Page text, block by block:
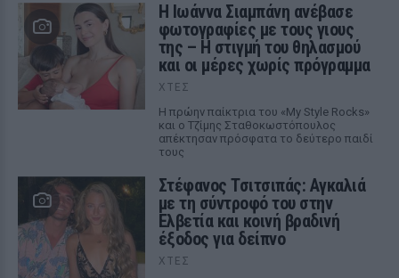
H Ιωάννα Σιαμπάνη ανέβασε
φωτογραφίες με τους γιους
της – Η στιγμή του θηλασμού
και οι μέρες χωρίς πρόγραμμα
ΧΤΕΣ
Η πρώην παίκτρια του «My Style Rocks»
και ο Τζίμης Σταθοκωστόπουλος
απέκτησαν πρόσφατα το δεύτερο παιδί
τους
Στέφανος Τσιτσιπάς: Αγκαλιά
με τη σύντροφό του στην
Ελβετία και κοινή βραδινή
έξοδος για δείπνο
ΧΤΕΣ